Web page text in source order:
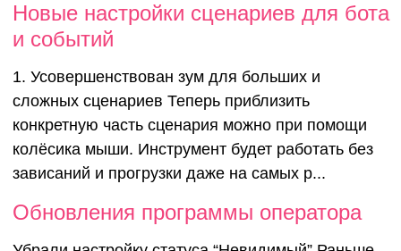
Новые настройки сценариев для бота
и событий
1. Усовершенствован зум для больших и
сложных сценариев Теперь приблизить
конкретную часть сценария можно при помощи
колёсика мыши. Инструмент будет работать без
зависаний и прогрузки даже на самых р...
Обновления программы оператора